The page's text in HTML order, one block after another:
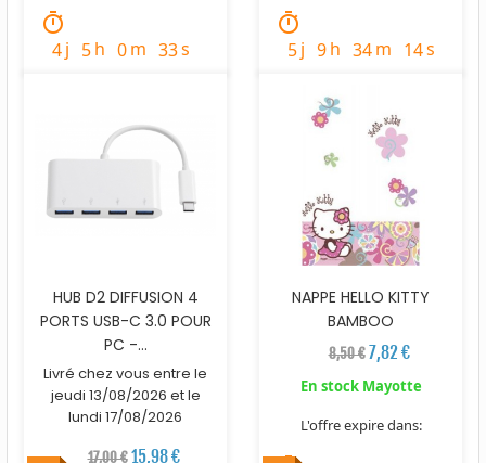
timer
4j 5h 0m 31s
timer
5j 9h 34m 12s
HUB D2 DIFFUSION 4
PORTS USB-C 3.0 POUR
PC -...
Livré chez vous entre le
jeudi 13/08/2026 et le
lundi 17/08/2026
17,00 € 15,98 €
NAPPE HELLO KITTY
BAMBOO
8,50 € 7,82 €
En stock Mayotte
L'offre expire dans: